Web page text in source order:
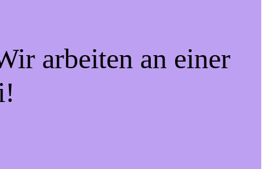
arbeiten an einer